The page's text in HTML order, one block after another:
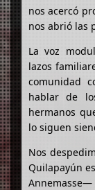
nos acercó
nos abrió las
La voz
lazos
comunidad
hablar de
hermanos
lo siguen
Nos
Quilapayún